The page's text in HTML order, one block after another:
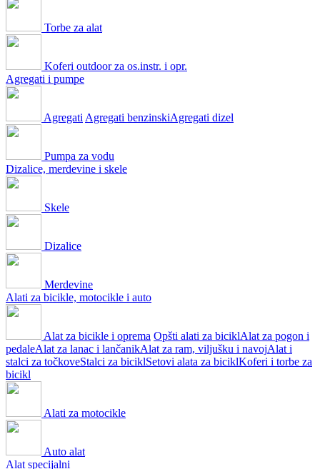
Torbe za alat
Koferi outdoor za os.instr. i opr.
Agregati i pumpe
Agregati Agregati benzinskiAgregati dizel
Pumpa za vodu
Dizalice, merdevine i skele
Skele
Dizalice
Merdevine
Alati za bicikle, motocikle i auto
Alat za bicikle i oprema Opšti alati za biciklAlat za pogon i
pedaleAlat za lanac i lančanikAlat za ram, viljušku i navojAlat i
stalci za točkoveStalci za biciklSetovi alata za biciklKoferi i torbe za
bicikl
Alati za motocikle
Auto alat
Alat specijalni